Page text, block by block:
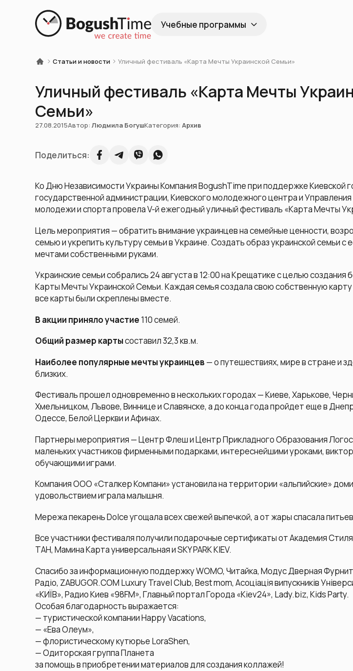
Учебные программы
Статьи и новости Уличный фестиваль «Карта Мечты Украинской Семьи»
Уличный фестиваль «Карта Мечты
Семьи»
27.08.2015Автор: Людмила БогушКатегория: Архив
Поделиться:
Ко Дню Независимости Украины Компания BogushTime при поддержке Киевской
государственной администрации, Киевского молодежного центра и
молодежи и спорта провела V-й ежегодный уличный фестиваль «Карта Мечты
Цель мероприятия — обратить внимание украинцев на семейные ценности,
семью и укрепить культуру семьи в Украине. Создать образ украинской семьи с
мечтами собственными руками.
Украинские семьи собрались 24 августа в 12:00 на Крещатике с целью создания
Карты Мечты Украинской Семьи. Каждая семья создала свою собственную
все карты были скреплены вместе.
В акции приняло участие 110 семей.
Общий размер картысоставил 32,3 кв.м.
Наиболее популярные мечты украинцев — о путешествиях, мире в стране и
близких.
Фестиваль прошел одновременно в нескольких городах — Киеве, Харькове,
Хмельницком, Львове, Виннице и Славянске, а до конца года пройдет еще в
Одессе, Белой Церкви и Афинах.
Партнеры мероприятия — Центр Флеш и Центр Прикладного Образования
маленьких участников фирменными подарками, интереснейшими уроками,
обучающими играми.
Компания ООО «Сталкер Компани» установила на территории «альпийские»
удовольствием играла малышня.
Мережа пекарень Dolce угощала всех свежей выпечкой, а от жары спасала
Все участники фестиваля получили подарочные сертификаты от Академия
ТАН, Мамина Карта универсальная и SKY PARK KIEV.
Спасибо за информационную поддержку WOMO, Читайка, Модус Дверная
Радіо, ZABUGOR.COM Luxury Travel Club, Best mom, Асоціація випускників
«КИЇВ», Радио Киев «98FM», Главный портал Города «Kiev24», Lady.biz, Kids Party.
Особая благодарность выражается:
— туристической компании Happy Vacations,
— «Ева Олеум»,
— флористическому кутюрье LoraShen,
— Одиторская группа Планета
за помощь в приобретении материалов для создания коллажей!